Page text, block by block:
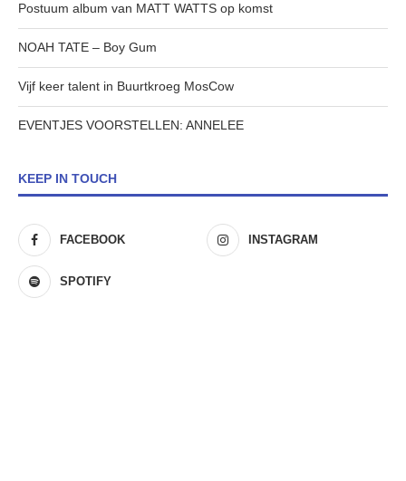
Postuum album van MATT WATTS op komst
NOAH TATE – Boy Gum
Vijf keer talent in Buurtkroeg MosCow
EVENTJES VOORSTELLEN: ANNELEE
KEEP IN TOUCH
FACEBOOK INSTAGRAM
SPOTIFY